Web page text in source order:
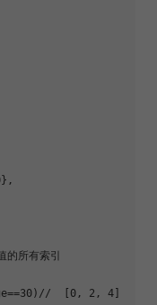
所有索引
30 ) //  [0, 2, 4]